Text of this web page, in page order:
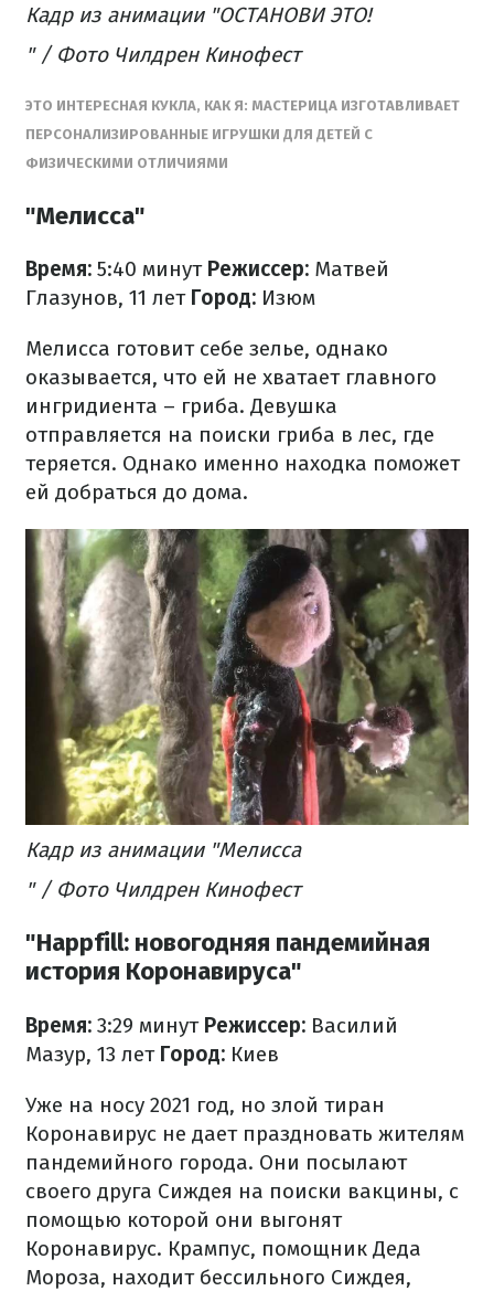
Кадр из анимации "ОСТАНОВИ ЭТО!
" / Фото Чилдрен Кинофест
ЭТО ИНТЕРЕСНАЯ КУКЛА, КАК Я: МАСТЕРИЦА ИЗГОТАВЛИВАЕТ
ПЕРСОНАЛИЗИРОВАННЫЕ ИГРУШКИ ДЛЯ ДЕТЕЙ С
ФИЗИЧЕСКИМИ ОТЛИЧИЯМИ
"Мелисса"
Время: 5:40 минут Режиссер: Матвей
Глазунов, 11 лет Город: Изюм
Мелисса готовит себе зелье, однако
оказывается, что ей не хватает главного
ингридиента – гриба. Девушка
отправляется на поиски гриба в лес, где
теряется. Однако именно находка поможет
ей добраться до дома.
Кадр из анимации "Мелисса
" / Фото Чилдрен Кинофест
"Happfill: новогодняя пандемийная
история Коронавируса"
Время: 3:29 минут Режиссер: Василий
Мазур, 13 лет Город: Киев
Уже на носу 2021 год, но злой тиран
Коронавирус не дает праздновать жителям
пандемийного города. Они посылают
своего друга Сиждея на поиски вакцины, с
помощью которой они выгонят
Коронавирус. Крампус, помощник Деда
Мороза, находит бессильного Сиждея,